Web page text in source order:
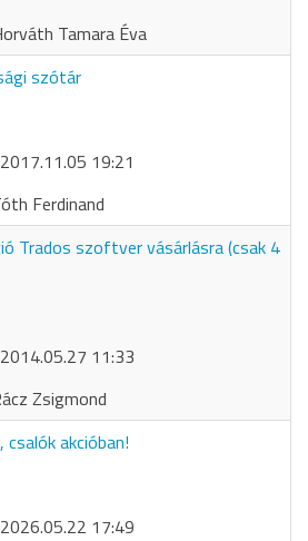
Tamara Éva
szótár
2017.11.05 19:21
Ferdinand
Trados szoftver vásárlásra (csak 4
2014.05.27 11:33
Zsigmond
akcióban!
2026.05.22 17:49